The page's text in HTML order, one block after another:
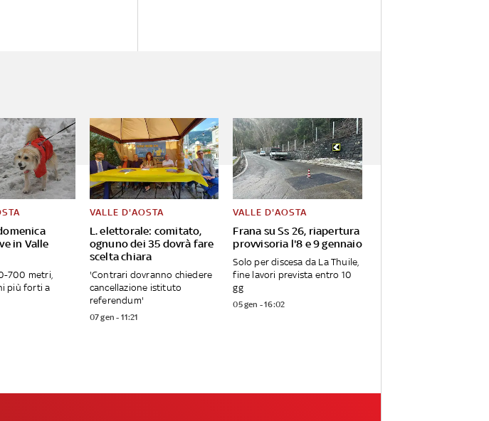
in Valle
700 metri,
più forti a
L. elettorale: comitato,
ognuno dei 35 dovrà fare
scelta chiara
VALLE D'AOSTA
'Contrari dovranno chiedere
cancellazione istituto
referendum'
07 gen - 11:21
Frana su Ss 26, riapertura
provvisoria l'8 e 9 gennaio
VALLE D'AOSTA
Solo per discesa da La Thuile,
fine lavori prevista entro 10
gg
05 gen - 16:02